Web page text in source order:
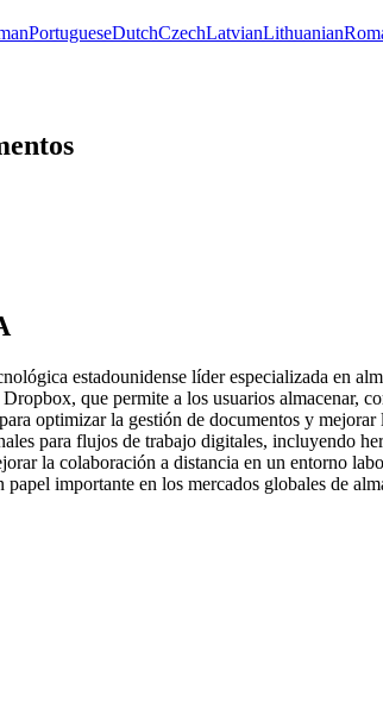
PortugueseDutchCzechLatvianLithuanian
estadounidense líder especializada en
que permite a los usuarios almacenar,
optimizar la gestión de documentos y
para flujos de trabajo digitales, incluyendo
la colaboración a distancia en un entorno
importante en los mercados globales de